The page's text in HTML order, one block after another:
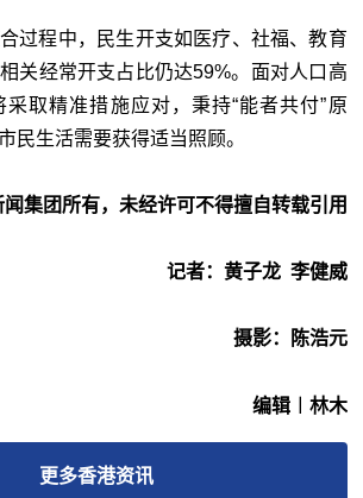
过程中，民生开支如医疗、社福、教育
关经常开支占比仍达59%。面对人口高
取精准措施应对，秉持“能者共付”原
民生活需要获得适当照顾。
集团所有，未经许可不得擅自转载引用
记者：黄子龙 李健威
摄影：陈浩元
编辑︱林木
更多香港资讯